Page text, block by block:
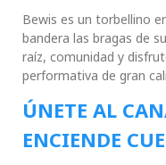
Bewis es un torbellino
bandera las bragas de
raíz, comunidad y
performativa de gran
ÚNETE AL
ENCIENDE